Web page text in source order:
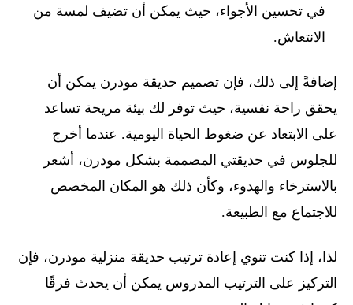
في تحسين الأجواء، حيث يمكن أن تضيف لمسة من
الانتعاش.
إضافةً إلى ذلك، فإن تصميم حديقة مودرن يمكن أن
يحقق راحة نفسية، حيث توفر لك بيئة مريحة تساعد
على الابتعاد عن ضغوط الحياة اليومية. عندما أخرج
للجلوس في حديقتي المصممة بشكل مودرن، أشعر
بالاسترخاء والهدوء، وكأن ذلك هو المكان المخصص
للاجتماع مع الطبيعة.
لذا، إذا كنت تنوي إعادة ترتيب حديقة منزلية مودرن، فإن
التركيز على الترتيب المدروس يمكن أن يحدث فرقًا